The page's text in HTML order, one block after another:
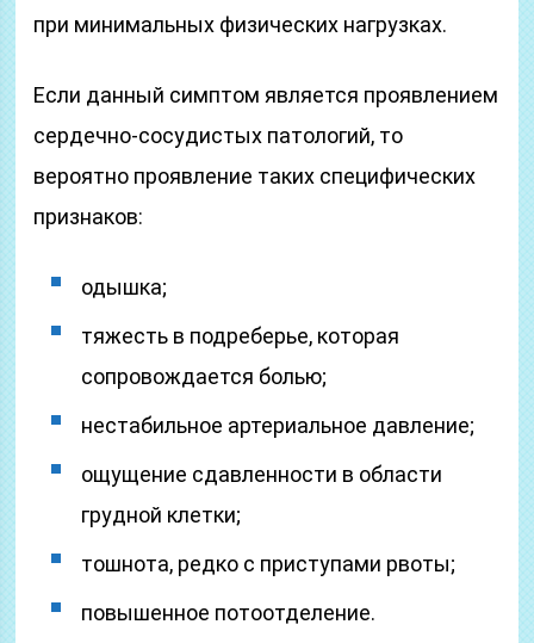
при минимальных физических нагрузках.
Если данный симптом является проявлением
сердечно-сосудистых патологий, то
вероятно проявление таких специфических
признаков:
одышка;
тяжесть в подреберье, которая
сопровождается болью;
нестабильное артериальное давление;
ощущение сдавленности в области
грудной клетки;
тошнота, редко с приступами рвоты;
повышенное потоотделение.